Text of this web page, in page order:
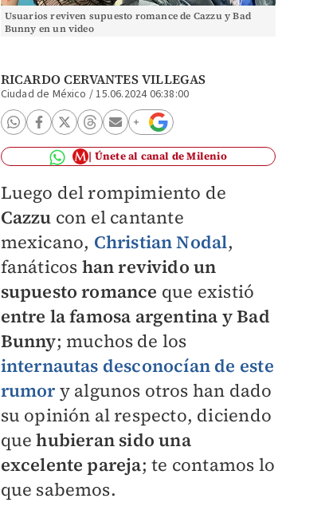
Usuarios reviven supuesto romance de Cazzu y Bad
Bunny en un video
RICARDO CERVANTES VILLEGAS
Ciudad de México /15.06.2024 06:38:00
Únete al canal de Milenio
Luego del rompimiento de
Cazzu con el cantante
mexicano, Christian Nodal,
fanáticos han revivido un
supuesto romance que existió
entre la famosa argentina y Bad
Bunny; muchos de los
internautas desconocían de este
rumory algunos otros han dado
su opinión al respecto, diciendo
quehubieran sido una
excelente pareja; te contamos lo
que sabemos.